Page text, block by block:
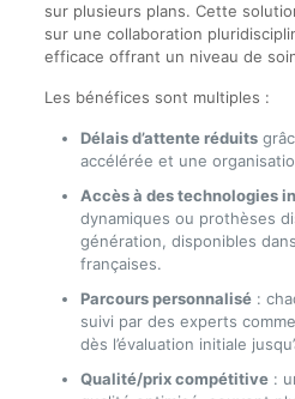
sur plusieurs plans. Cette
sur une collaboration
efficace offrant un niveau de
Les bénéfices sont multiples :
Délais d’attente réduits
accélérée et une
Accès à des technologies
dynamiques ou prothèses
génération, disponibles
françaises.
Parcours personnalisé:
suivi par des experts
dès l’évaluation initiale
Qualité/prix compétitive: